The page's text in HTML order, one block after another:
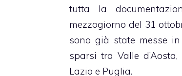
tutta la
mezzogiorno del 31
sono già state messe in
sparsi tra Valle
Lazio e Puglia.